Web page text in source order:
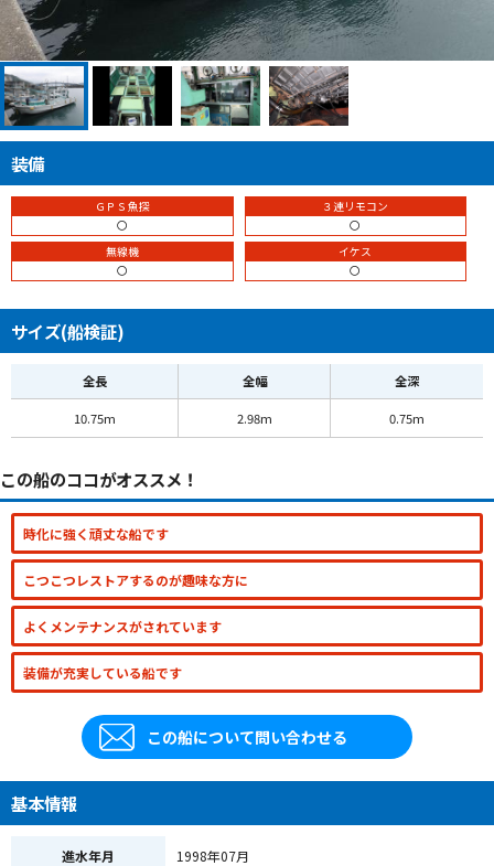
装備
ＧＰＳ魚探
〇
３連リモコン
〇
無線機
〇
イケス
〇
サイズ(船検証)
全長 全幅 全深
10.75m 2.98m 0.75m
この船のココがオススメ！
時化に強く頑丈な船です
こつこつレストアするのが趣味な方に
よくメンテナンスがされています
装備が充実している船です
この船について問い合わせる
基本情報
進水年月 1998年07月